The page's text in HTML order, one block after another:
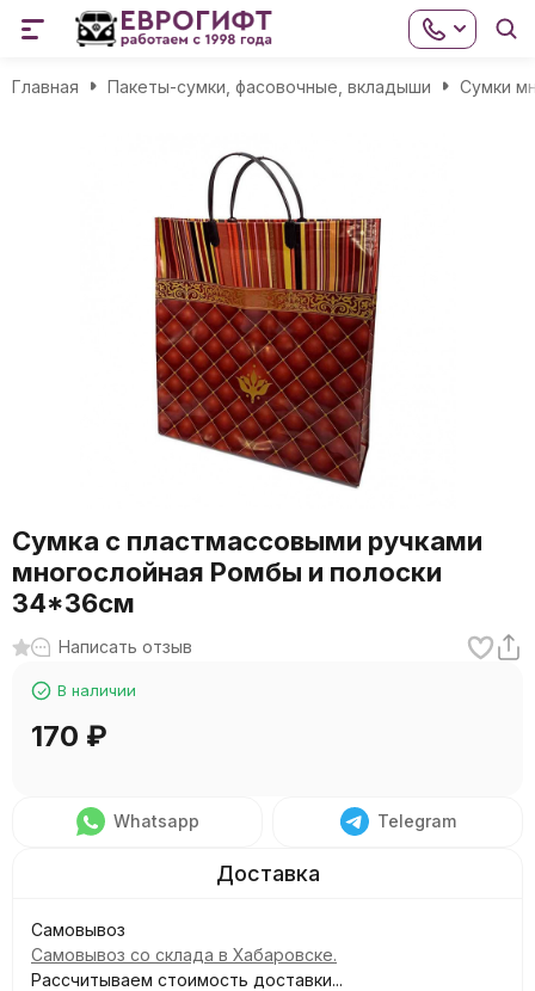
Главная Пакеты-сумки, фасовочные, вкладыши Сумки
Сумка с пластмассовыми ручками
многослойная Ромбы и полоски
34*36см
Написать отзыв
В наличии
170 ₽
Whatsapp Telegram
Самовывоз
Самовывоз со склада в Хабаровске.
Рассчитываем стоимость доставки...